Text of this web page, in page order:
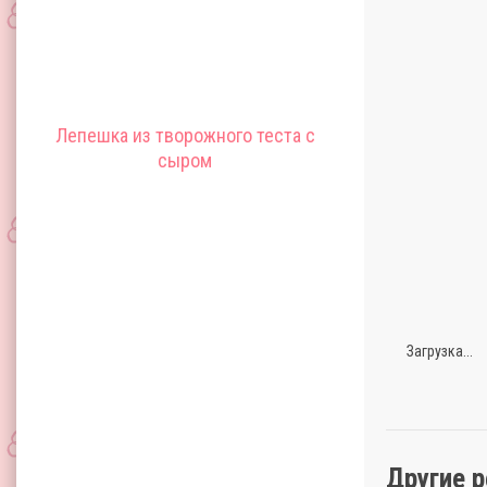
Лепешка из творожного теста с
сыром
Загрузка...
Другие